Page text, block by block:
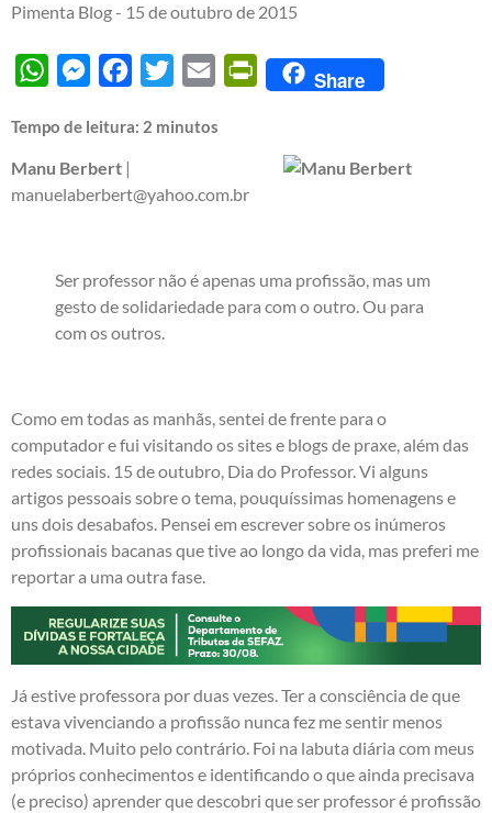
Pimenta Blog - 15 de outubro de 2015
WhatsAppMessengerFacebook
Twitter Email PrintFriendly
Share
Tempo de leitura: 2 minutos
Manu Berbert |
manuelaberbert@yahoo.com.br
Ser professor não é apenas uma profissão, mas um
gesto de solidariedade para com o outro. Ou para
com os outros.
Como em todas as manhãs, sentei de frente para o
computador e fui visitando os sites e blogs de praxe, além das
redes sociais. 15 de outubro, Dia do Professor. Vi alguns
artigos pessoais sobre o tema, pouquíssimas homenagens e
uns dois desabafos. Pensei em escrever sobre os inúmeros
profissionais bacanas que tive ao longo da vida, mas preferi me
reportar a uma outra fase.
Já estive professora por duas vezes. Ter a consciência de que
estava vivenciando a profissão nunca fez me sentir menos
motivada. Muito pelo contrário. Foi na labuta diária com meus
próprios conhecimentos e identificando o que ainda precisava
(e preciso) aprender que descobri que ser professor é profissão